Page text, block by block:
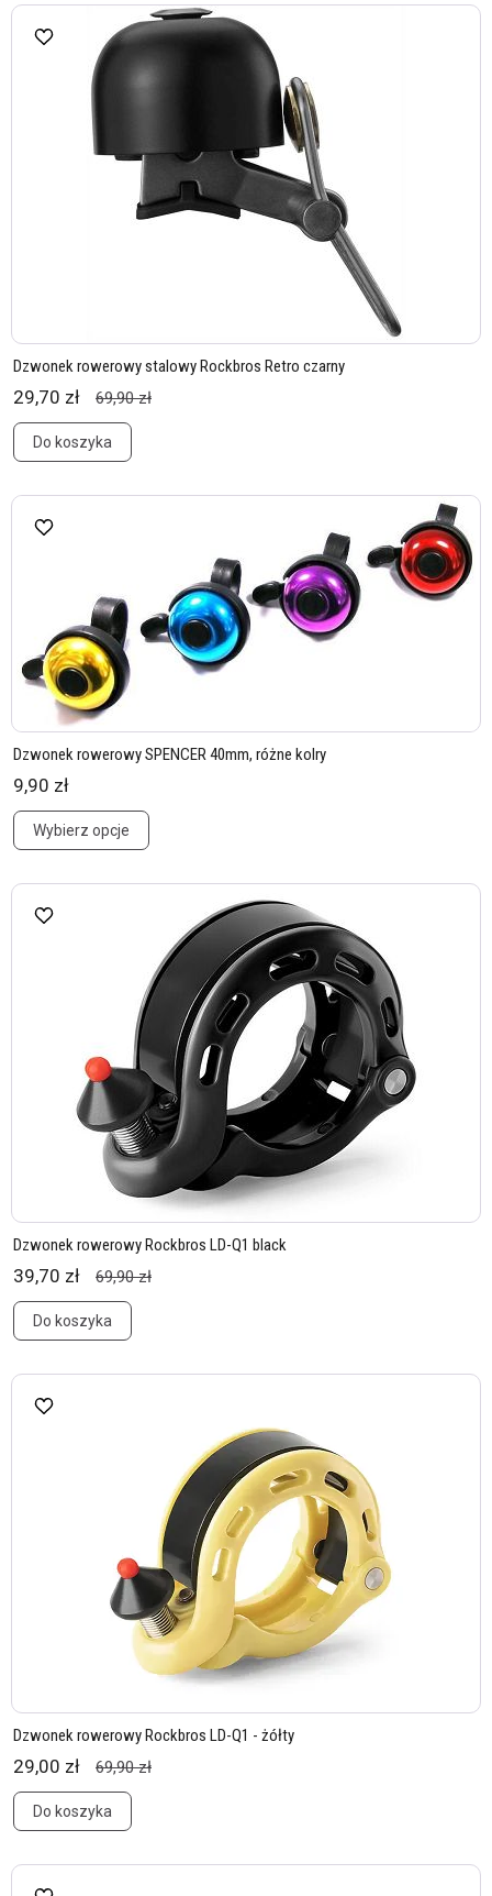
Dzwonek rowerowy stalowy Rockbros Retro czarny
29,70 zł 69,90 zł
Do koszyka
Dzwonek rowerowy SPENCER 40mm, różne kolry
9,90 zł
Wybierz opcje
Dzwonek rowerowy Rockbros LD-Q1 black
39,70 zł 69,90 zł
Do koszyka
Dzwonek rowerowy Rockbros LD-Q1 - żółty
29,00 zł 69,90 zł
Do koszyka